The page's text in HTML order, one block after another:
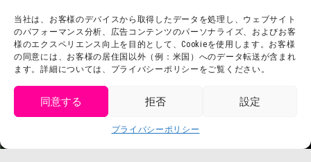
当社は、お客様のデバイスから取得したデータを処理し、ウェブサイト
のパフォーマンス分析、広告コンテンツのパーソナライズ、およびお客
様のエクスペリエンス向上を目的として、Cookieを使用します。お客様
の同意には、お客様の居住国以外（例：米国）へのデータ転送が含まれ
ます。詳細については、プライバシーポリシーをご覧ください。
同意する 拒否 設定
プライバシーポリシー
お問い合わせ
利用規約
プライバシーポリシー
プレスリリース
会社概要
スタッフ募集